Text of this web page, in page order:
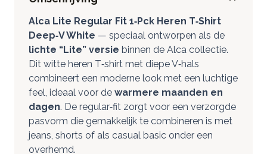
Alca Lite Regular Fit 1‑Pck Heren T‑Shirt
Deep‑V White — speciaal ontworpen als de
lichte “Lite” versie binnen de Alca collectie.
Dit witte heren T‑shirt met diepe V‑hals
combineert een moderne look met een luchtige
feel, ideaal voor de warmere maanden en
dagen. De regular‑fit zorgt voor een verzorgde
pasvorm die gemakkelijk te combineren is met
jeans, shorts of als casual basic onder een
overhemd.